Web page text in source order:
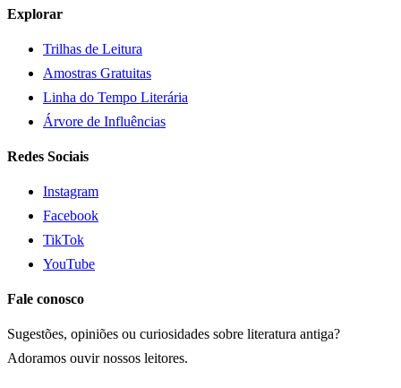
Explorar
Trilhas de Leitura
Amostras Gratuitas
Linha do Tempo Literária
Árvore de Influências
Redes Sociais
Instagram
Facebook
TikTok
YouTube
Fale conosco
Sugestões, opiniões ou curiosidades sobre literatura antiga?
Adoramos ouvir nossos leitores.